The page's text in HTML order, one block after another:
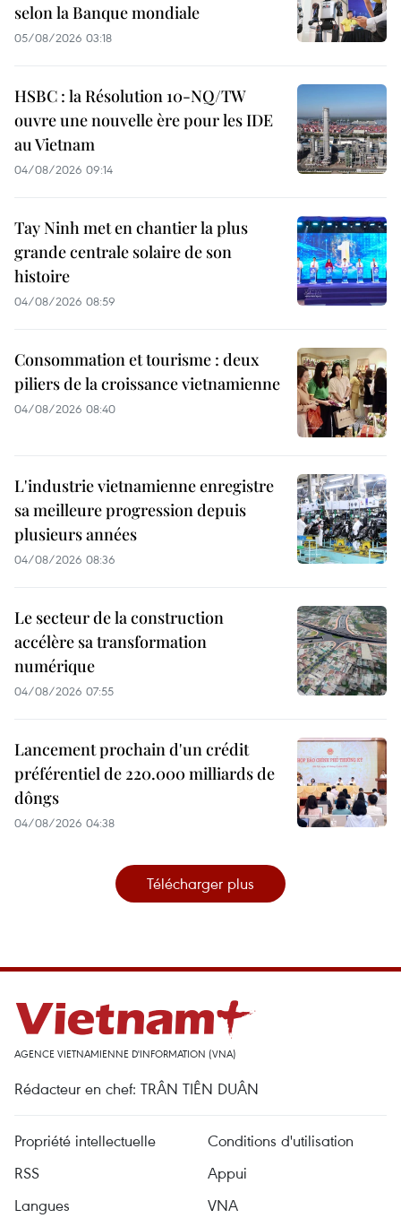
selon la Banque mondiale
05/08/2026 03:18
HSBC : la Résolution 10-NQ/TW
ouvre une nouvelle ère pour les IDE
au Vietnam
04/08/2026 09:14
Tay Ninh met en chantier la plus
grande centrale solaire de son
histoire
04/08/2026 08:59
Consommation et tourisme : deux
piliers de la croissance vietnamienne
04/08/2026 08:40
L'industrie vietnamienne enregistre
sa meilleure progression depuis
plusieurs années
04/08/2026 08:36
Le secteur de la construction
accélère sa transformation
numérique
04/08/2026 07:55
Lancement prochain d'un crédit
préférentiel de 220.000 milliards de
dôngs
04/08/2026 04:38
Télécharger plus
AGENCE VIETNAMIENNE D'INFORMATION (VNA)
Rédacteur en chef: TRÂN TIÊN DUÂN
Propriété intellectuelle
Conditions d'utilisation
RSS
Appui
Langues
VNA